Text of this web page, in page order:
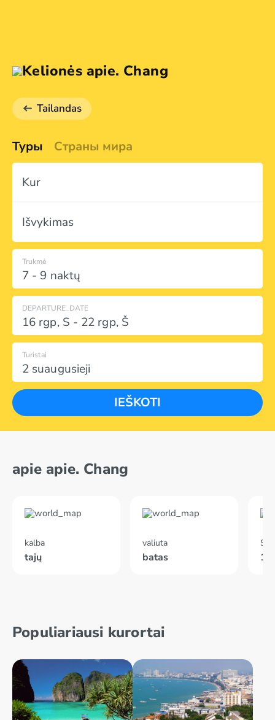
Kelionės apie. Chang
Tailandas
Туры Страны мира
Kur
Išvykimas
7 - 9 naktų
Trukmė
DEPARTURE_DATE
16 rgp, S - 22 rgp, Š
2 suaugusieji
Turistai
IEŠKOTI
apie apie. Chang
kalba
tajų
valiuta
batas
Populiariausi kurortai